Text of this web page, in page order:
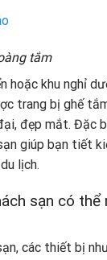
tắm
hoặc khu nghỉ
trang bị ghế
đẹp mắt. Đặc
giúp bạn tiết
lịch.
sạn có thể
các thiết bị